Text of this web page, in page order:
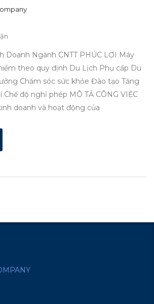
Doanh Ngành CNTT PHÚC LỢI Máy
theo quy định Du Lịch Phụ cấp Du
Chăm sóc sức khỏe Đào tạo Tăng
độ nghỉ phép MÔ TẢ CÔNG VIỆC
doanh và hoạt động của